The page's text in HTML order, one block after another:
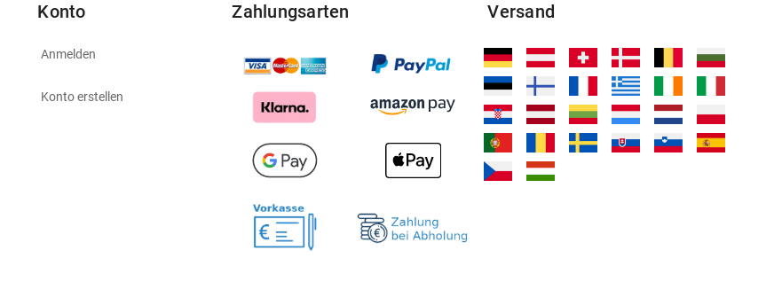
Konto
Anmelden
Konto erstellen
Zahlungsarten Versand